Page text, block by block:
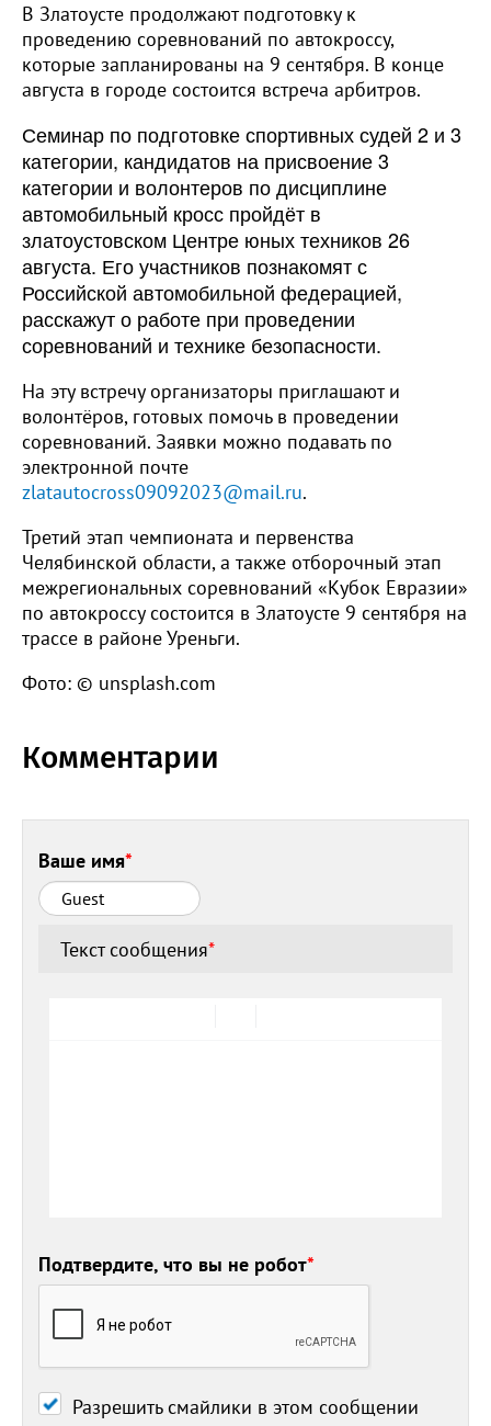
В Златоусте продолжают подготовку к
проведению соревнований по автокроссу,
которые запланированы на 9 сентября. В конце
августа в городе состоится встреча арбитров.
Семинар по подготовке спортивных судей 2 и 3
категории, кандидатов на присвоение 3
категории и волонтеров по дисциплине
автомобильный кросс пройдёт в
златоустовском Центре юных техников 26
августа. Его участников познакомят с
Российской автомобильной федерацией,
расскажут о работе при проведении
соревнований и технике безопасности.
На эту встречу организаторы приглашают и
волонтёров, готовых помочь в проведении
соревнований. Заявки можно подавать по
электронной почте
zlatautocross09092023@mail.ru.
Третий этап чемпионата и первенства
Челябинской области, а также отборочный этап
межрегиональных соревнований «Кубок Евразии»
по автокроссу состоится в Златоусте 9 сентября на
трассе в районе Уреньги.
Фото: © unsplash.com
Комментарии
Ваше имя*
Текст сообщения*
Подтвердите, что вы не робот*
Разрешить смайлики в этом сообщении